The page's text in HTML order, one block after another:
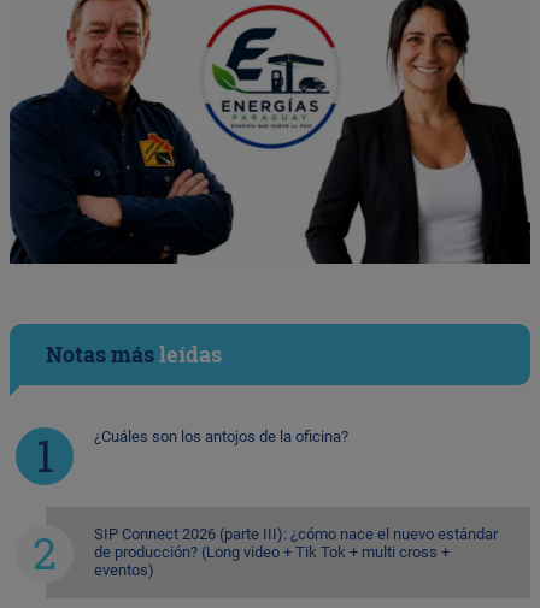
Notas másleídas
¿Cuáles son los antojos de la oficina?
SIP Connect 2026 (parte III): ¿cómo nace el nuevo estándar
de producción? (Long video + Tik Tok + multi cross +
eventos)